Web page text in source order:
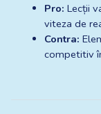
Pro: Lecții
viteza de
Contra:
competitiv